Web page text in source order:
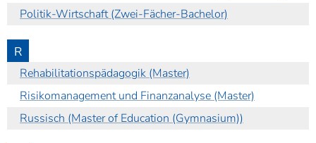
Politik-Wirtschaft (Zwei-Fächer-Bachelor)
R
Rehabilitationspädagogik (Master)
Risikomanagement und Finanzanalyse (Master)
Russisch (Master of Education (Gymnasium))